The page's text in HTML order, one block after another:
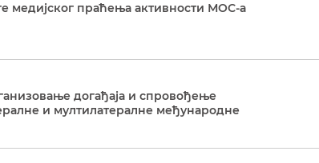
медијског праћења активности МОС-а
догађаја и спровођење
и мултилатералне међународне